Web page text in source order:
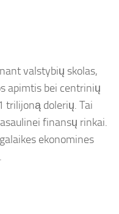
valstybių skolas,
apimtis bei centrinių
trilijoną dolerių. Tai
finansų rinkai.
ekonomines